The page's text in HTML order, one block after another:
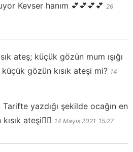
Kevser hanım 💕💕💕💕 26
ateş; küçük gözün mum ışığı
gözün kısık ateşi mi? 14
Tarifte yazdığı şekilde ocağın en
ateşi👍🏻 14 Mayıs 2021 15:27